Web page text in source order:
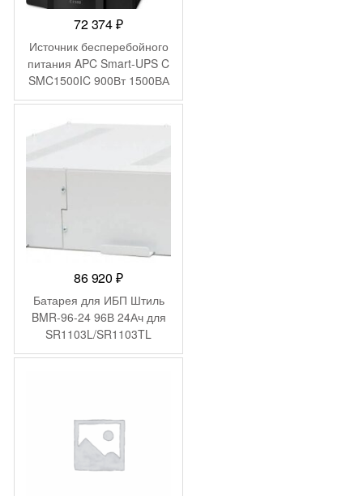
72 374₽
Источник бесперебойного
питания APC Smart-UPS C
SMC1500IC 900Вт 1500ВА
черный
86 920₽
Батарея для ИБП Штиль
BMR-96-24 96В 24Ач для
SR1103L/SR1103TL